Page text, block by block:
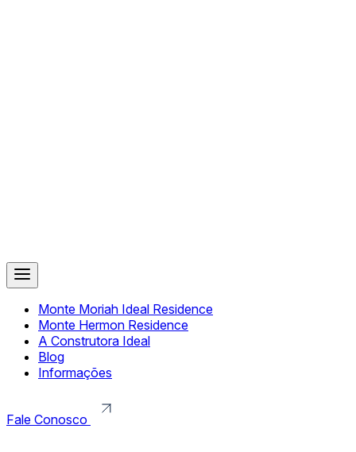
Monte Moriah Ideal Residence
Monte Hermon Residence
A Construtora Ideal
Blog
Informações
Fale Conosco